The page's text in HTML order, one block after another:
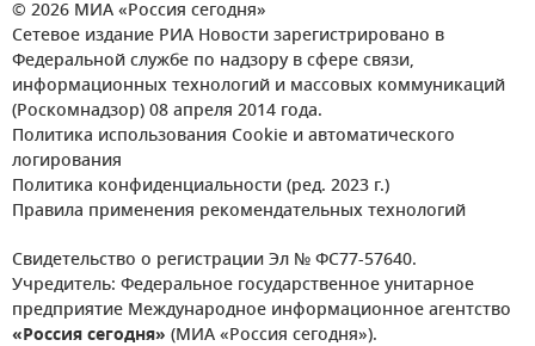
© 2026 МИА «Россия сегодня»
Сетевое издание РИА Новости зарегистрировано в
Федеральной службе по надзору в сфере связи,
информационных технологий и массовых коммуникаций
(Роскомнадзор) 08 апреля 2014 года.
Политика использования Cookie и автоматического
логирования
Политика конфиденциальности (ред. 2023 г.)
Правила применения рекомендательных технологий
Свидетельство о регистрации Эл № ФС77-57640.
Учредитель: Федеральное государственное унитарное
предприятие Международное информационное агентство
«Россия сегодня» (МИА «Россия сегодня»).